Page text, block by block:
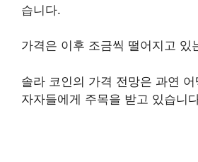
습니다.
가격은 이후 조금씩 떨어지고 있
솔라 코인의 가격 전망은 과연
자자들에게 주목을 받고 있습니